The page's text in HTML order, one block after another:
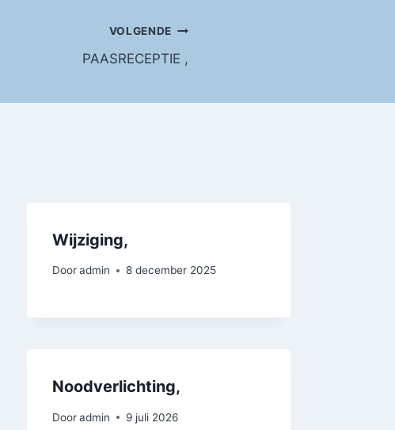
VOLGENDE
PAASRECEPTIE ,
Wijziging,
Dooradmin 8 december 2025
Noodverlichting,
Dooradmin 9 juli 2026